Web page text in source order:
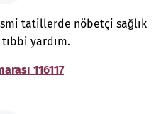
tatillerde nöbetçi sağlık
yardım.
116117